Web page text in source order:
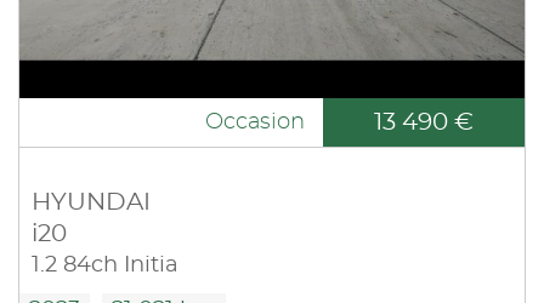
Occasion 13 490 €
HYUNDAI
i20
1.2 84ch Initia